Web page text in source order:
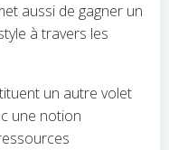
aussi de gagner un
à travers les
un autre volet
une notion